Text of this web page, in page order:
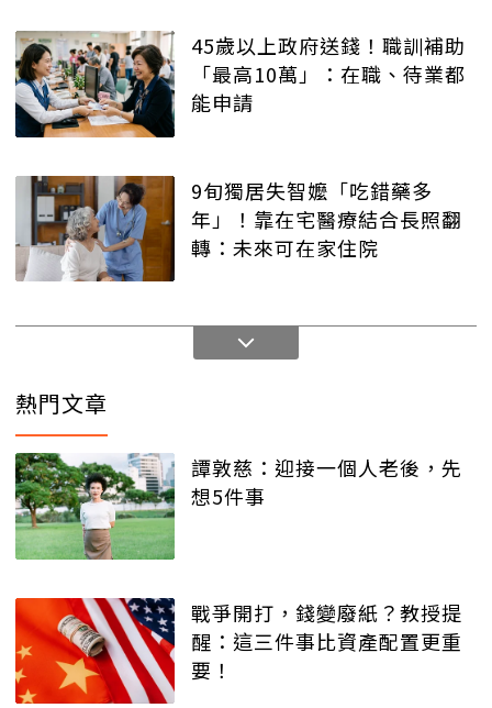
45歲以上政府送錢！職訓補助
「最高10萬」：在職、待業都
能申請
9旬獨居失智嬤「吃錯藥多
年」！靠在宅醫療結合長照翻
轉：未來可在家住院
熱門文章
譚敦慈：迎接一個人老後，先
想5件事
戰爭開打，錢變廢紙？教授提
醒：這三件事比資產配置更重
要！